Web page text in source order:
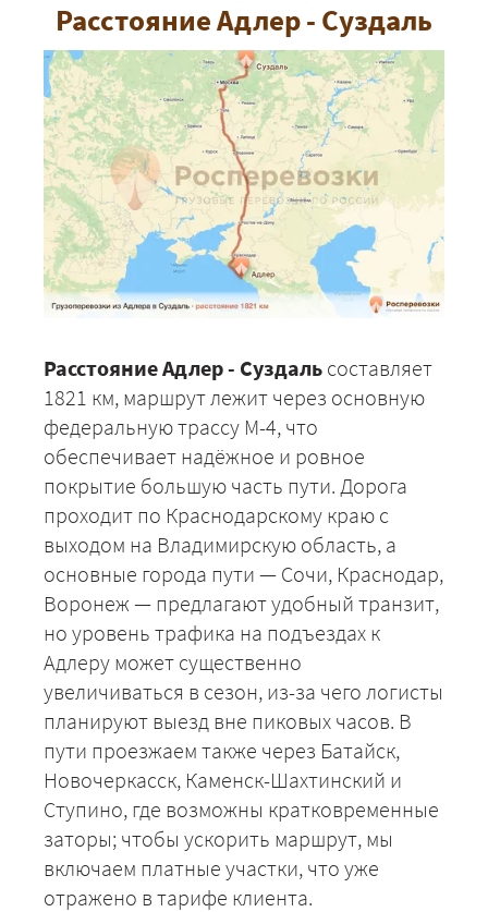
Расстояние Адлер - Суздаль
Расстояние Адлер - Суздаль составляет
1821 км, маршрут лежит через основную
федеральную трассу М-4, что
обеспечивает надёжное и ровное
покрытие большую часть пути. Дорога
проходит по Краснодарскому краю с
выходом на Владимирскую область, а
основные города пути — Сочи, Краснодар,
Воронеж — предлагают удобный транзит,
но уровень трафика на подъездах к
Адлеру может существенно
увеличиваться в сезон, из-за чего логисты
планируют выезд вне пиковых часов. В
пути проезжаем также через Батайск,
Новочеркасск, Каменск-Шахтинский и
Ступино, где возможны кратковременные
заторы; чтобы ускорить маршрут, мы
включаем платные участки, что уже
отражено в тарифе клиента.